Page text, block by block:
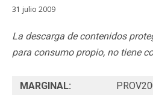
31 julio 2009
La descarga de contenidos
para consumo propio, no tiene
MARGINAL: